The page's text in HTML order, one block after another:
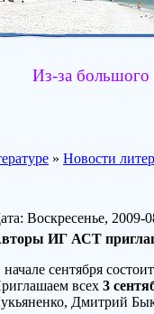
Из-за большого
» Новости
Воскресенье,
ИГ АСТ
сентября
всех 3
Дмитрий